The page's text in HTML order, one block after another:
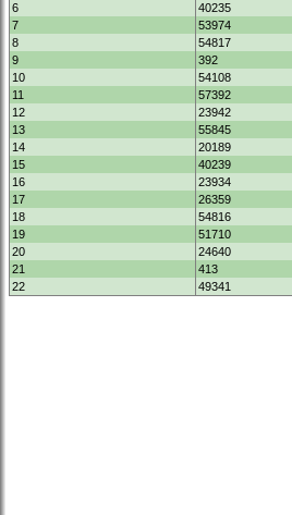
6
40235
7
53974
8
54817
9
392
10
54108
11
57392
12
23942
13
55845
14
20189
15
40239
16
23934
17
26359
18
54816
19
51710
20
24640
21
413
22
49341